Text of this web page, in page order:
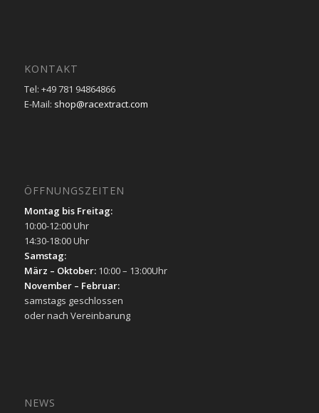
KONTAKT
Tel: +49 781 94864866
E-Mail: shop@racextract.com
ÖFFNUNGSZEITEN
Montag bis Freitag:
10:00-12:00 Uhr
14:30-18:00 Uhr
Samstag:
März – Oktober:10:00 – 13:00Uhr
November – Februar:
samstags geschlossen
oder nach Vereinbarung
NEWS